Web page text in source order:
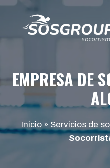
Saltar
contenido
EMPRESA DE
Inicio» Servicios de